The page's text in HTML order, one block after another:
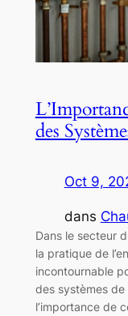
des
Oct 9,
dans
Dans le secteur
la pratique de
incontournable
des systèmes
l’importance de